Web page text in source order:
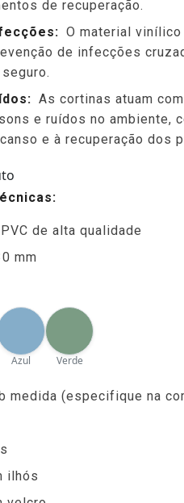
de recuperação.
O material
de infecções
As cortinas atuam
e ruídos no ambiente,
e à recuperação dos
de alta qualidade
mm
Azul Verde
medida (especifique na
ilhós